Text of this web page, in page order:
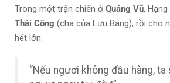
Trong một trận chiến ở Quảng Vũ,
Thái Công (cha của Lưu Bang), rồi cho
hét lớn:
“Nếu ngươi không đầu hàng, ta